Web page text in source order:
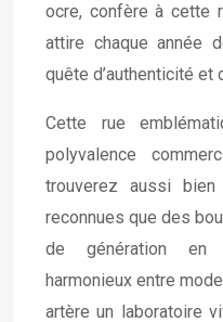
ocre, confère à cette
attire chaque année
quête d’authenticité et
Cette rue
polyvalence
trouverez aussi
reconnues que des
de génération en
harmonieux entre
artère un laboratoire